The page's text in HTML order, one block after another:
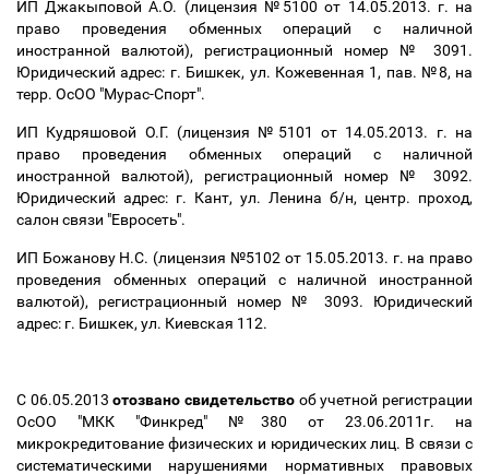
ИП Джакыповой А.О. (лицензия №5100 от 14.05.2013. г. на
право проведения обменных операций с наличной
иностранной валютой), регистрационный номер № 3091.
Юридический адрес: г. Бишкек, ул. Кожевенная 1, пав. №8, на
терр. ОсОО "Мурас-Спорт".
ИП Кудряшовой О.Г. (лицензия №5101 от 14.05.2013. г. на
право проведения обменных операций с наличной
иностранной валютой), регистрационный номер № 3092.
Юридический адрес: г. Кант, ул. Ленина б/н, центр. проход,
салон связи "Евросеть".
ИП Божанову Н.С. (лицензия №5102 от 15.05.2013. г. на право
проведения обменных операций с наличной иностранной
валютой), регистрационный номер № 3093. Юридический
адрес: г. Бишкек, ул. Киевская 112.
С 06.05.2013отозвано свидетельство об учетной регистрации
ОсОО "МКК "Финкред" №380 от 23.06.2011г. на
микрокредитование физических и юридических лиц. В связи с
систематическими нарушениями нормативных правовых